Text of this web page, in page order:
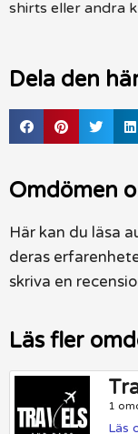
shirts eller andra
Dela den
Omdömen
Här kan du läsa
deras
skriva en
Läs fler
1
Läs